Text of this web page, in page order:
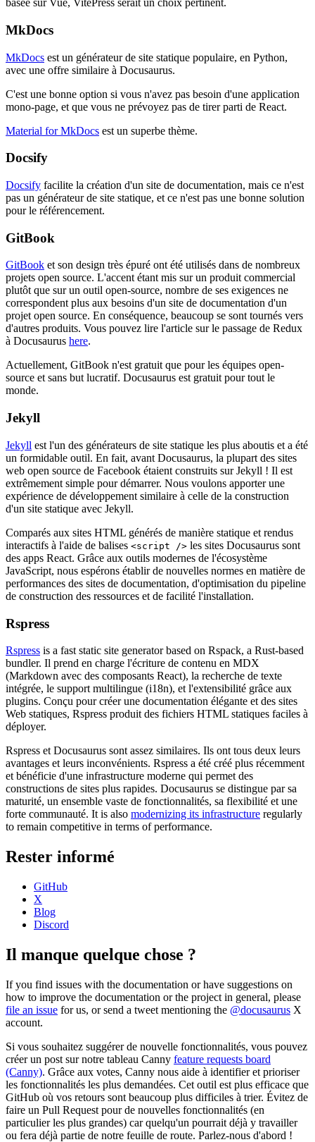
basée sur Vue, VitePress serait un choix pertinent.
MkDocs
MkDocs est un générateur de site statique populaire, en Python,
avec une offre similaire à Docusaurus.
C'est une bonne option si vous n'avez pas besoin d'une application
mono-page, et que vous ne prévoyez pas de tirer parti de React.
Material for MkDocs est un superbe thème.
Docsify
Docsify facilite la création d'un site de documentation, mais ce n'est
pas un générateur de site statique, et ce n'est pas une bonne solution
pour le référencement.
GitBook
GitBook et son design très épuré ont été utilisés dans de nombreux
projets open source. L'accent étant mis sur un produit commercial
plutôt que sur un outil open-source, nombre de ses exigences ne
correspondent plus aux besoins d'un site de documentation d'un
projet open source. En conséquence, beaucoup se sont tournés vers
d'autres produits. Vous pouvez lire l'article sur le passage de Redux
à Docusaurus here.
Actuellement, GitBook n'est gratuit que pour les équipes open-
source et sans but lucratif. Docusaurus est gratuit pour tout le
monde.
Jekyll
Jekyll est l'un des générateurs de site statique les plus aboutis et a été
un formidable outil. En fait, avant Docusaurus, la plupart des sites
web open source de Facebook étaient construits sur Jekyll ! Il est
extrêmement simple pour démarrer. Nous voulons apporter une
expérience de développement similaire à celle de la construction
d'un site statique avec Jekyll.
Comparés aux sites HTML générés de manière statique et rendus
interactifs à l'aide de balises <script /> les sites Docusaurus sont
des apps React. Grâce aux outils modernes de l'écosystème
JavaScript, nous espérons établir de nouvelles normes en matière de
performances des sites de documentation, d'optimisation du pipeline
de construction des ressources et de facilité l'installation.
Rspress
Rspress is a fast static site generator based on Rspack, a Rust-based
bundler. Il prend en charge l'écriture de contenu en MDX
(Markdown avec des composants React), la recherche de texte
intégrée, le support multilingue (i18n), et l'extensibilité grâce aux
plugins. Conçu pour créer une documentation élégante et des sites
Web statiques, Rspress produit des fichiers HTML statiques faciles à
déployer.
Rspress et Docusaurus sont assez similaires. Ils ont tous deux leurs
avantages et leurs inconvénients. Rspress a été créé plus récemment
et bénéficie d'une infrastructure moderne qui permet des
constructions de sites plus rapides. Docusaurus se distingue par sa
maturité, un ensemble vaste de fonctionnalités, sa flexibilité et une
forte communauté. It is also modernizing its infrastructure regularly
to remain competitive in terms of performance.
Rester informé
GitHub
X
Blog
Discord
Il manque quelque chose ?
If you find issues with the documentation or have suggestions on
how to improve the documentation or the project in general, please
file an issue for us, or send a tweet mentioning the @docusaurus X
account.
Si vous souhaitez suggérer de nouvelle fonctionnalités, vous pouvez
créer un post sur notre tableau Canny feature requests board
(Canny). Grâce aux votes, Canny nous aide à identifier et prioriser
les fonctionnalités les plus demandées. Cet outil est plus efficace que
GitHub où vos retours sont beaucoup plus difficiles à trier. Évitez de
faire un Pull Request pour de nouvelles fonctionnalités (en
particulier les plus grandes) car quelqu'un pourrait déjà y travailler
ou fera déjà partie de notre feuille de route. Parlez-nous d'abord !